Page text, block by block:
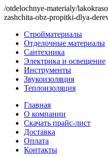
/otdelochnye-materialy/
zashchita-obz-propitki-dlya-
Стройматериалы
Отделочные материалы
Сантехника
Электрика и освещение
Инструменты
Звукоизоляция
Теплоизоляция
Главная
О компании
Скачать прайс-лист
Доставка
Оплата
Контакты